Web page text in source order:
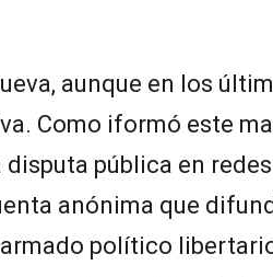
aunque en los
Como iformó este
pública en
anónima que
político